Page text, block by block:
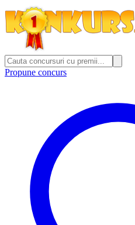
Propune concurs